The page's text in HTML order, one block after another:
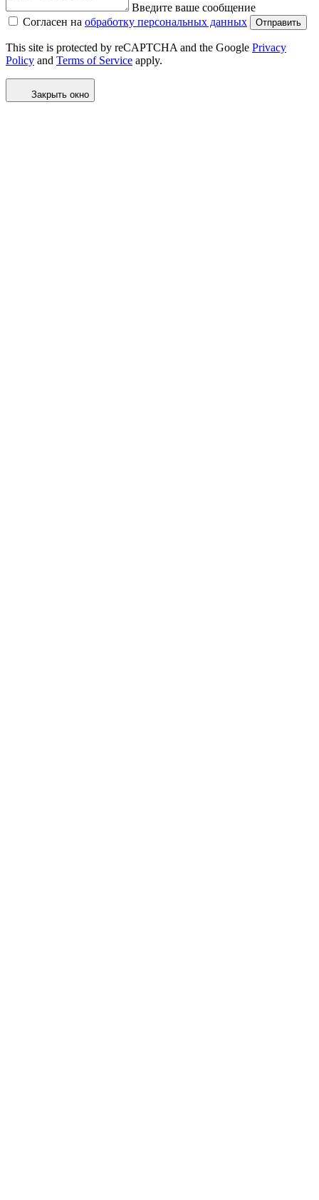
Введите ваше сообщение
Согласен на обработку персональных данных Отправить
This site is protected by reCAPTCHA and the Google Privacy
Policy and Terms of Service apply.
Закрыть окно